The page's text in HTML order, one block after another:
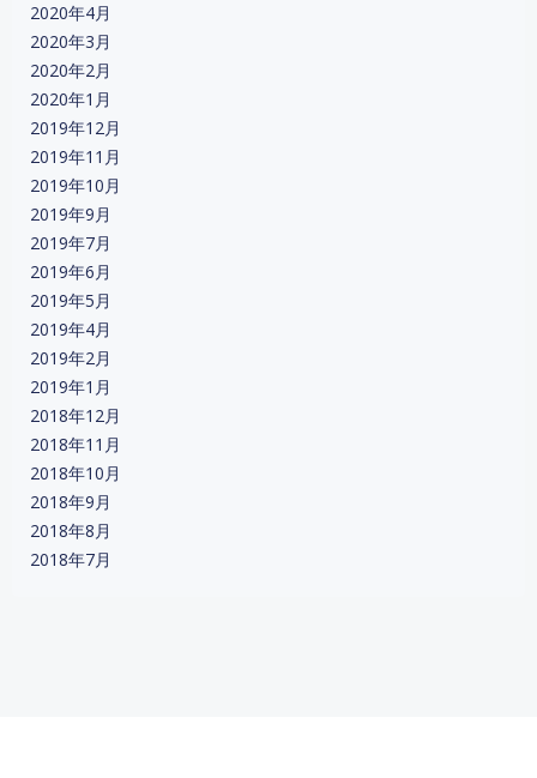
2020年4月
2020年3月
2020年2月
2020年1月
2019年12月
2019年11月
2019年10月
2019年9月
2019年7月
2019年6月
2019年5月
2019年4月
2019年2月
2019年1月
2018年12月
2018年11月
2018年10月
2018年9月
2018年8月
2018年7月